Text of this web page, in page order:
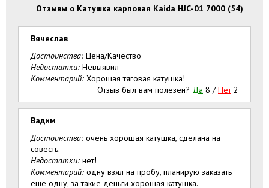
Отзывы о Катушка карповая Kaida HJC-01 7000 (54)
Вячеслав
Достоинства: Цена/Качество
Недостатки: Невыявил
Комментарий: Хорошая тяговая катушка!
Отзыв был вам полезен? Да 8 /Нет 2
Вадим
Достоинства: очень хорошая катушка, сделана на
совесть.
Недостатки: нет!
Комментарий: одну взял на пробу, планирую заказать
еще одну, за такие деньги хорошая катушка.